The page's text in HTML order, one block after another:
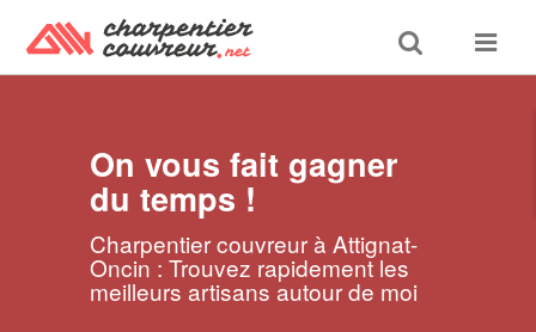
Toggle
search
Toggle
On vous fait gagner
du temps !
Charpentier couvreur à Attignat-
Oncin : Trouvez rapidement les
meilleurs artisans autour de moi